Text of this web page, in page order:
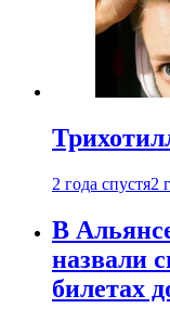
2 года спустя2
В
назвали
билетах